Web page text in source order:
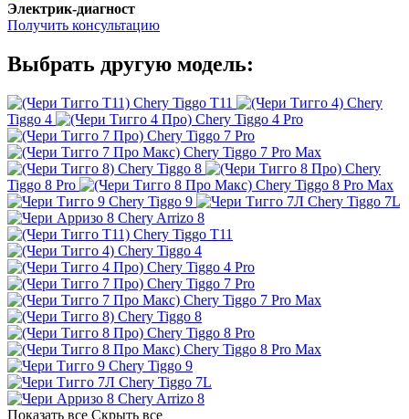
Электрик-диагност
Получить консультацию
Выбрать другую модель:
Chery Tiggo T11
Chery
Tiggo 4
Chery Tiggo 4 Pro
Chery Tiggo 7 Pro
Chery Tiggo 7 Pro Max
Chery Tiggo 8
Chery
Tiggo 8 Pro
Chery Tiggo 8 Pro Max
Chery Tiggo 9
Chery Tiggo 7L
Chery Arrizo 8
Chery Tiggo T11
Chery Tiggo 4
Chery Tiggo 4 Pro
Chery Tiggo 7 Pro
Chery Tiggo 7 Pro Max
Chery Tiggo 8
Chery Tiggo 8 Pro
Chery Tiggo 8 Pro Max
Chery Tiggo 9
Chery Tiggo 7L
Chery Arrizo 8
Показать все Скрыть все